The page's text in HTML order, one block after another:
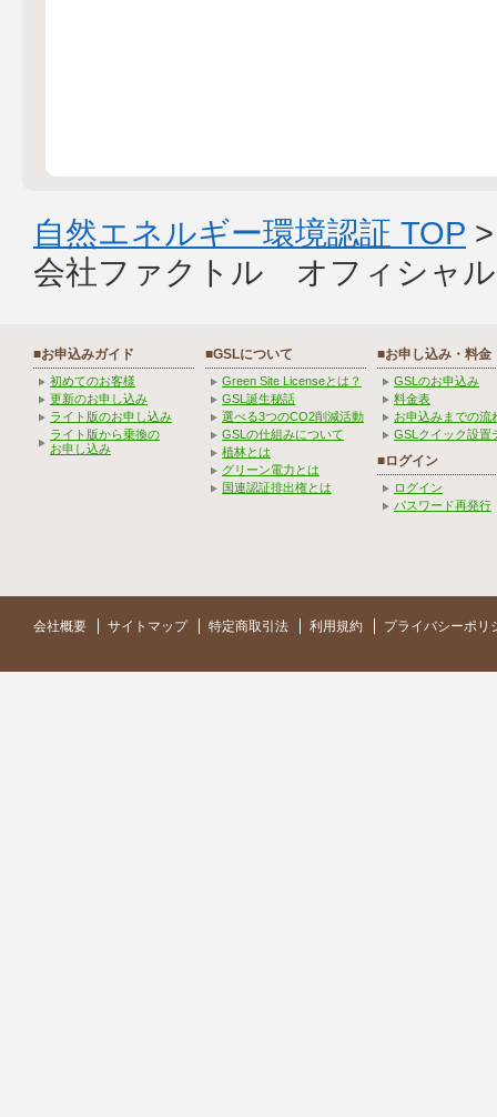
自然エネルギー環境認証 TOP
会社ファクトル オフィシャ
■お申込みガイド
初めてのお客様
更新のお申し込み
ライト版のお申し込み
ライト版から乗換の
お申し込み
■GSLについて
Green Site Licenseとは？
GSL誕生秘話
選べる3つのCO2削減活動
GSLの仕組みについて
植林とは
グリーン電力とは
国連認証排出権とは
■お申し込み・料金
GSLのお申込み
料金表
お申込みまでの流
GSLクイック設置
■ログイン
ログイン
パスワード再発行
会社概要 サイトマップ 特定商取引法 利用規約 プライバシーポリ